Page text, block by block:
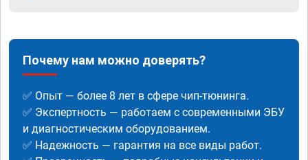
Почему нам можно доверять?
✅ Опыт — более 8 лет в сфере чип-тюнинга.
✅ Экспертность — работаем с современными ЭБУ
и диагностическим оборудованием.
✅ Надежность — гарантия на все виды работ.